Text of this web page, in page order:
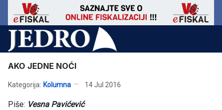
AKO JEDNE NOĆI
Kategorija: Kolumna 14 Jul 2016
Piše: Vesna Pavićević